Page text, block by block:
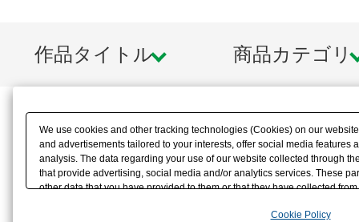
作品タイトル 商品カテゴリ
We use cookies and other tracking technologies (Cookies) on our
and advertisements tailored to your interests, offer social media features
analysis. The data regarding your use of our website collected through
that provide advertising, social media and/or analytics services. These
other data that you have provided to them or that they have collected
the use of all Cookies except for Strictly Necessary Cookies, please
Cookie Policy